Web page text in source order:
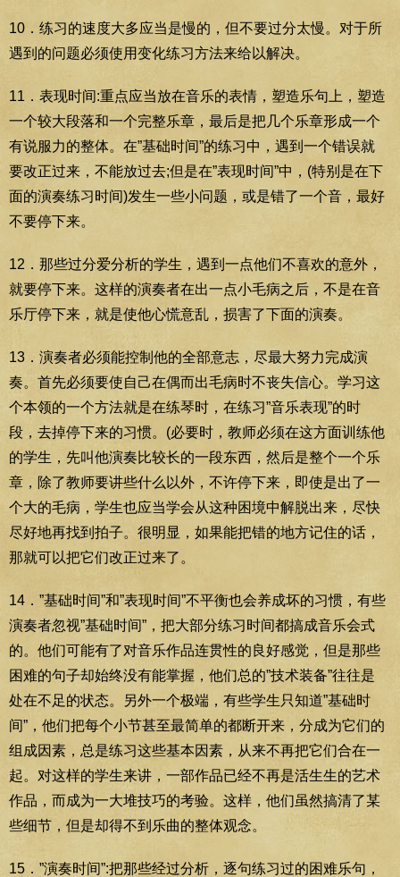
10．练习的速度大多应当是慢的，但不要过分太慢。对于所
遇到的问题必须使用变化练习方法来给以解决。
11．表现时间:重点应当放在音乐的表情，塑造乐句上，塑造
一个较大段落和一个完整乐章，最后是把几个乐章形成一个
有说服力的整体。在”基础时间”的练习中，遇到一个错误就
要改正过来，不能放过去;但是在”表现时间”中，(特别是在下
面的演奏练习时间)发生一些小问题，或是错了一个音，最好
不要停下来。
12．那些过分爱分析的学生，遇到一点他们不喜欢的意外，
就要停下来。这样的演奏者在出一点小毛病之后，不是在音
乐厅停下来，就是使他心慌意乱，损害了下面的演奏。
13．演奏者必须能控制他的全部意志，尽最大努力完成演
奏。首先必须要使自己在偶而出毛病时不丧失信心。学习这
个本领的一个方法就是在练琴时，在练习”音乐表现”的时
段，去掉停下来的习惯。(必要时，教师必须在这方面训练他
的学生，先叫他演奏比较长的一段东西，然后是整个一个乐
章，除了教师要讲些什么以外，不许停下来，即使是出了一
个大的毛病，学生也应当学会从这种困境中解脱出来，尽快
尽好地再找到拍子。很明显，如果能把错的地方记住的话，
那就可以把它们改正过来了。
14．”基础时间”和”表现时间”不平衡也会养成坏的习惯，有些
演奏者忽视”基础时间”，把大部分练习时间都搞成音乐会式
的。他们可能有了对音乐作品连贯性的良好感觉，但是那些
困难的句子却始终没有能掌握，他们总的”技术装备”往往是
处在不足的状态。另外一个极端，有些学生只知道”基础时
间”，他们把每个小节甚至最简单的都断开来，分成为它们的
组成因素，总是练习这些基本因素，从来不再把它们合在一
起。对这样的学生来讲，一部作品已经不再是活生生的艺术
作品，而成为一大堆技巧的考验。这样，他们虽然搞清了某
些细节，但是却得不到乐曲的整体观念。
15．”演奏时间”:把那些经过分析，逐句练习过的困难乐句，